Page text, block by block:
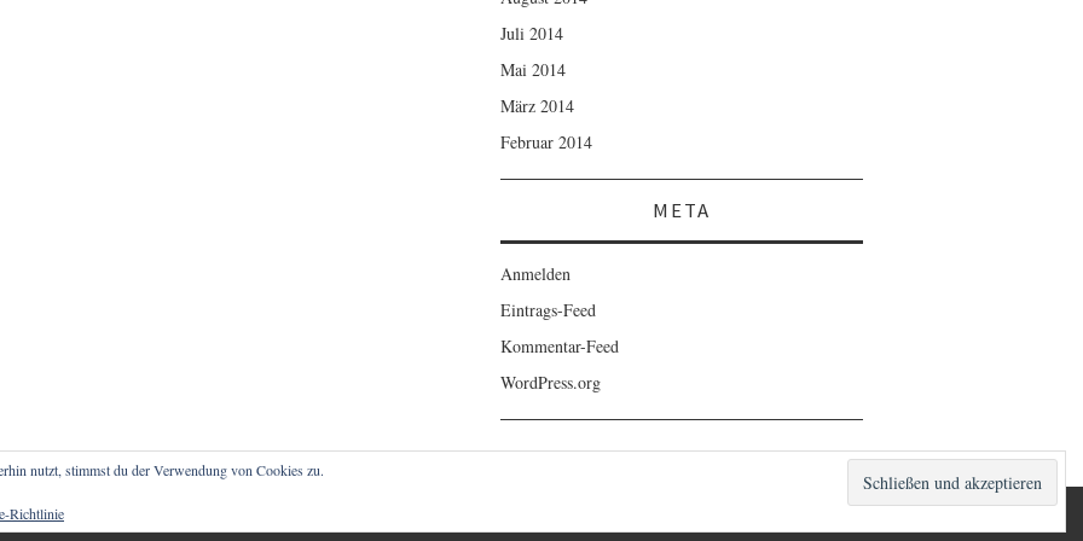
Juli 2014
Mai 2014
März 2014
Februar 2014
META
Anmelden
Eintrags-Feed
Kommentar-Feed
WordPress.org
ALLE RECHTE VORBEHALTEN.
nutzt, stimmst du der Verwendung von Cookies zu.
Richtlinie